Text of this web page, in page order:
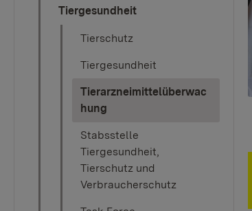
Tiergesundheit
Tierschutz
Tiergesundheit
Tierarzneimittelüberwac
hung
Stabsstelle
Tiergesundheit,
Tierschutz und
Verbraucherschutz